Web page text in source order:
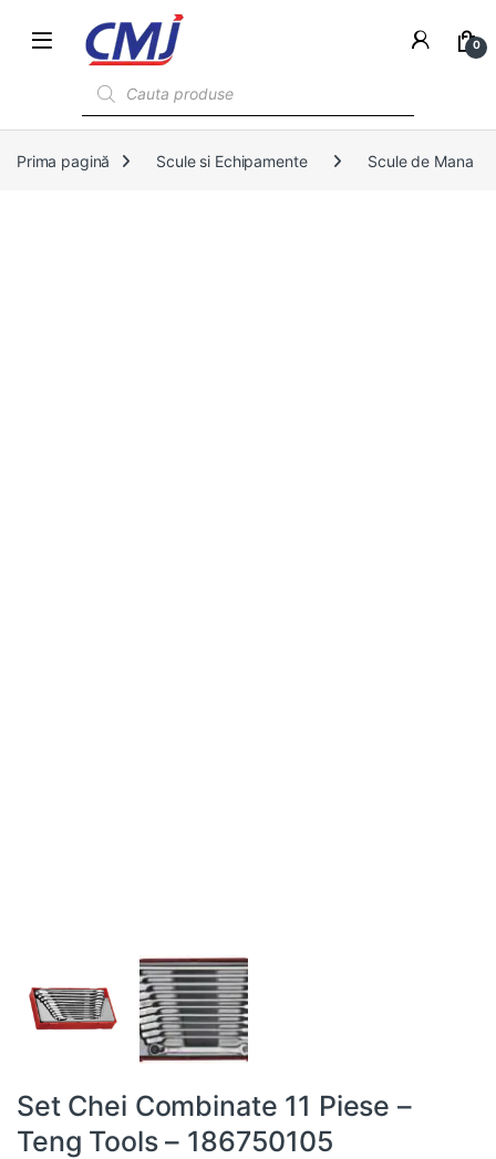
0
Prima pagină Scule si Echipamente Scule de Mana
Set Chei Combinate 11 Piese –
Teng Tools – 186750105